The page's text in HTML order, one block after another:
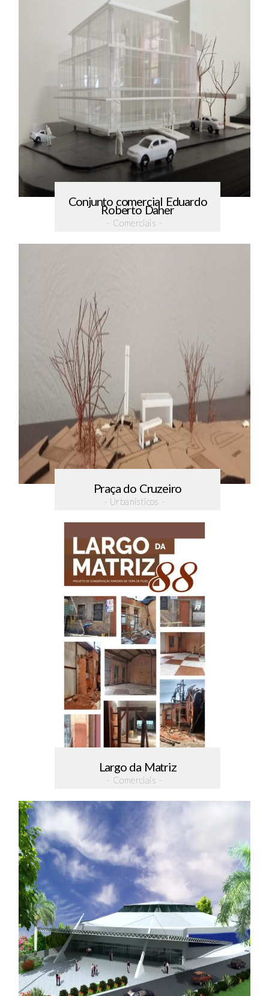
Conjunto comercial Eduardo
Roberto Daher
- Comerciais -
Praça do Cruzeiro
- Urbanísticos -
Largo da Matriz
- Comerciais -